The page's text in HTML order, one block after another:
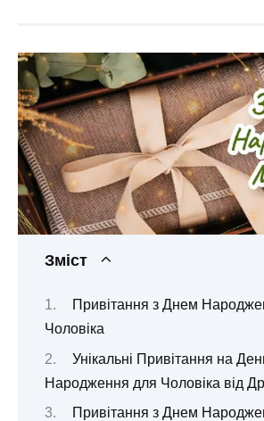
Зміст
Привітання з Днем
Чоловіка
Унікальні Привітання на
Народження для Чоловіка від
Привітання з Днем